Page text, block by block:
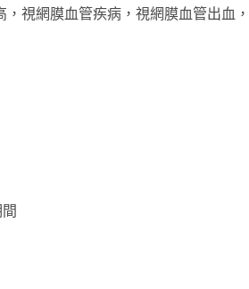
，視網膜血管疾病，視網膜血管出血